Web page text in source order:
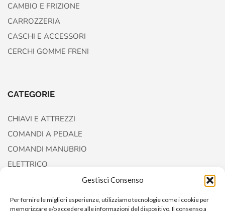
Gestisci Consenso
Per fornire le migliori esperienze, utilizziamo tecnologie come i cookie per
memorizzare e/o accedere alle informazioni del dispositivo. Il consenso a
CAMBIO E FRIZIONE
CARROZZERIA
CASCHI E ACCESSORI
CERCHI GOMME FRENI
CATEGORIE
CHIAVI E ATTREZZI
COMANDI A PEDALE
COMANDI MANUBRIO
ELETTRICO
FORCELLE E AMMORTIZZATORI